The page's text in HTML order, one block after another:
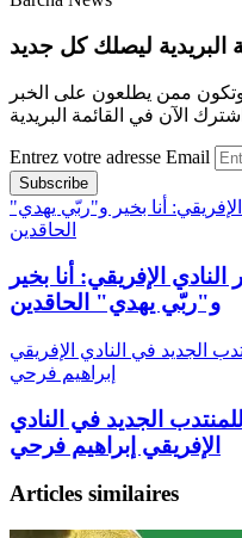
البريدية ليصلك كل جديد
ممن يطلعون على الخبر
الآن في القائمة البريدية
Entrez votre adresse Email
أنا بخير و"ربّي يهدي"
الحاقدين
الإفريقي: أنا بخير
و"ربّي يهدي" الحاقدين
الجديد في النادي الإفريقي
إبراهيم فرحي
الجديد في النادي
الإفريقي إبراهيم فرحي
Articles similaires